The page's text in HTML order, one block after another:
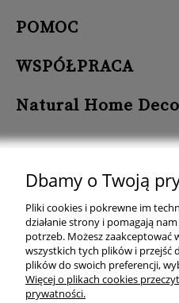
POMOC
WSPÓŁPRACA
Natural Home
Natural Home Decor | E-mail:
507 707 299
| NIP:
Copyright © 2026 -
Dbamy o Twoją
Pliki cookies i pokrewne im
działanie strony i pomagają
potrzeb. Możesz zaakceptować
wszystkich tych plików i przejść
plików do swoich preferencji,
Więcej o plikach cookies
prywatności.